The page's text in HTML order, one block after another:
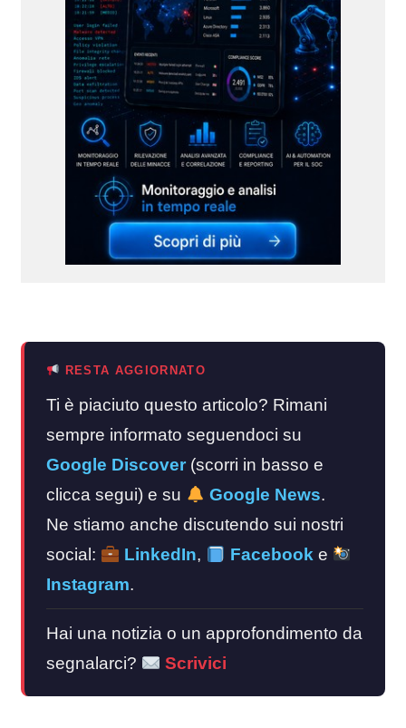
RESTA AGGIORNATO
Ti è piaciuto questo articolo? Rimani
sempre informato seguendoci su
Google Discover (scorri in basso e
clicca segui) e su
Google News.
Ne stiamo anche discutendo sui nostri
social:
LinkedIn, Facebooke
Instagram.
Hai una notizia o un approfondimento da
segnalarci?
Scrivici